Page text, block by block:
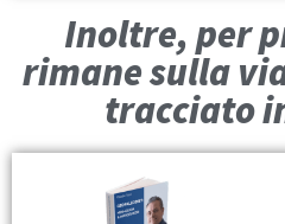
Inoltre, per
rimane sulla
tracciato